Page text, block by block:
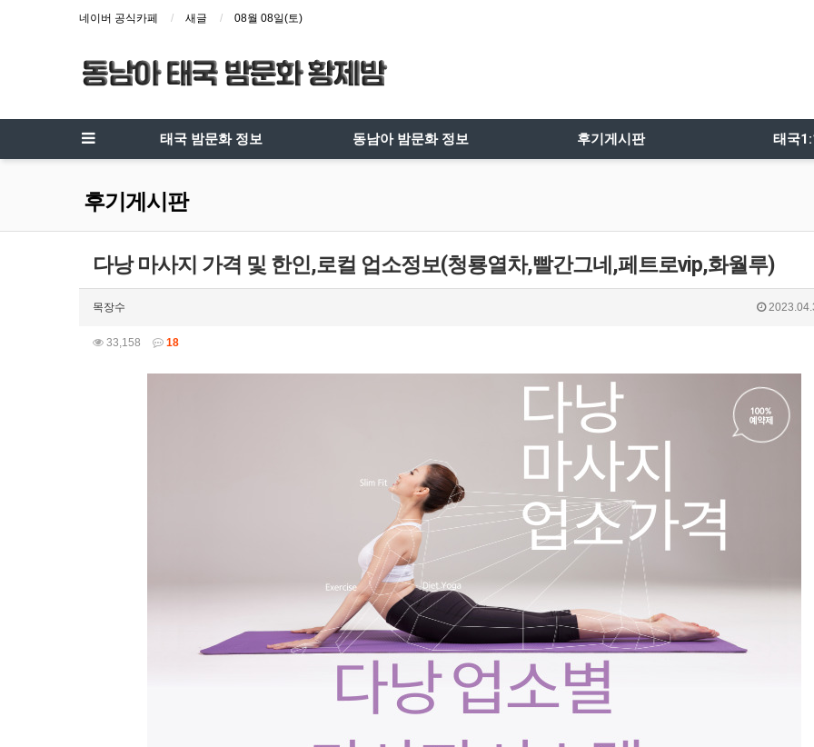
네이버 공식카페 새글 08월 08일(토)
태국 밤문화 정보 동남아 밤문화 정보 후기게시판 태국
후기게시판
다낭 마사지 가격 및 한인,로컬 업소정보(청룡열차,빨간그네,페트로vip,화월루)
목장수
33,158 18